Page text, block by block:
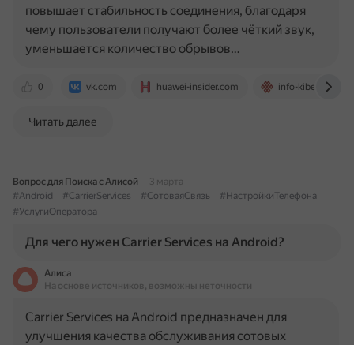
0 vk.com huawei-insider.com info-kibersant.ru
повышает стабильность соединения, благодаря
чему пользователи получают более чёткий звук,
уменьшается количество обрывов…
Читать далее
Вопрос для Поиска с Алисой
3 марта
#Android
#CarrierServices #СотоваяСвязь
#НастройкиТелефона
#УслугиОператора
Для чего нужен Carrier Services на Android?
Алиса
На основе источников, возможны неточности
Carrier Services на Android предназначен для
улучшения качества обслуживания сотовых